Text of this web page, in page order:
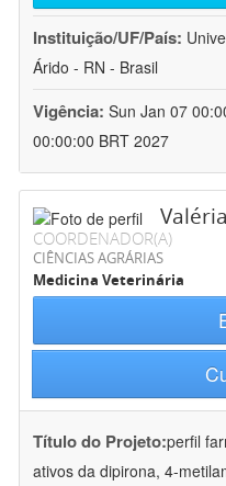
Instituição/UF/País:
Árido - RN - Brasil
Vigência: Sun Jan 07
00:00:00 BRT 2027
COORDENADOR(A)
CIÊNCIAS AGRÁRIAS
Medicina Veterinária
Título do Projeto:perfil
ativos da dipirona, 4-